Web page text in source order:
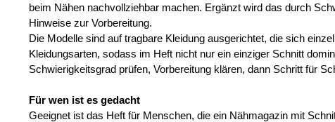
beim Nähen nachvollziehbar machen. Ergänzt wird das durch
Hinweise zur Vorbereitung.
Die Modelle sind auf tragbare Kleidung ausgerichtet, die sich
Kleidungsarten, sodass im Heft nicht nur ein einziger Schnitt
Schwierigkeitsgrad prüfen, Vorbereitung klären, dann Schritt für
Für wen ist es gedacht
Geeignet ist das Heft für Menschen, die ein Nähmagazin mit